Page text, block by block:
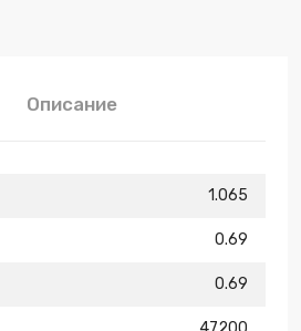
Описание
1.065
0.69
0.69